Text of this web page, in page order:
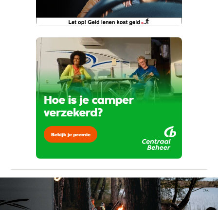
Vraag mijn proefrit aan
om je aanvraag zo goed mogelijk bij de
aanbieder te brengen. Lees hier meer over in
onzeprivacyverklaring .
Telefoonnummer (optioneel)
Verstuur mijn vraag
viaBOVAG.nl verwerkt je persoonsgegevens
om je aanvraag zo goed mogelijk bij de
aanbieder te brengen. Lees hier meer over in
onzeprivacyverklaring
Kan je ons nog meer vertellen? (optioneel)
Stuur mijn bevinding door